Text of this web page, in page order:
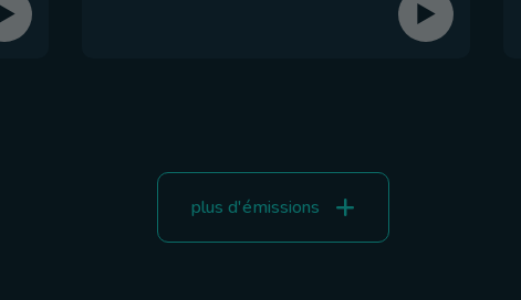
plus d'émissions